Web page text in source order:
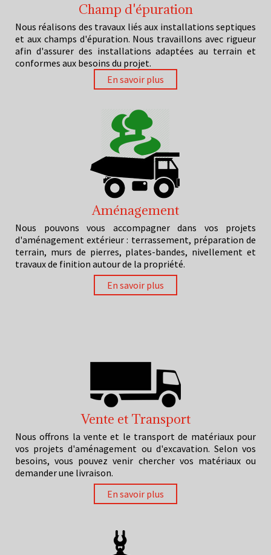
Champ d'épuration
Nous réalisons des travaux liés aux installations septiques
et aux champs d'épuration. Nous travaillons avec rigueur
afin d'assurer des installations adaptées au terrain et
conformes aux besoins du projet.
En savoir plus
Aménagement
Nous pouvons vous accompagner dans vos projets
d'aménagement extérieur : terrassement, préparation de
terrain, murs de pierres, plates-bandes, nivellement et
travaux de finition autour de la propriété.
En savoir plus
Vente et Transport
Nous offrons la vente et le transport de matériaux pour
vos projets d'aménagement ou d'excavation. Selon vos
besoins, vous pouvez venir chercher vos matériaux ou
demander une livraison.
En savoir plus